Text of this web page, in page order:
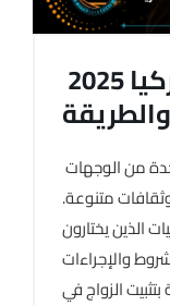
متنوعة.
الذين يختارون
والإجراءات